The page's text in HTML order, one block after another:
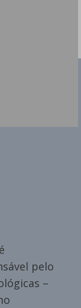
pelo
–